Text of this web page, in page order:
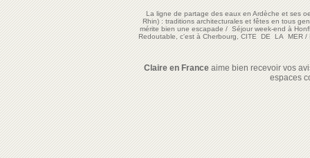
La ligne de partage des eaux en Ardèche et ses
Rhin) : traditions architecturales et fêtes en tous
mérite bien une escapade/Séjour week-end à
Redoutable, c'est à Cherbourg, CITE DE LA MER/
Claire en Franceaime bien recevoir vos
espaces